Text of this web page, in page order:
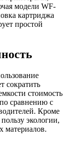
модели WF-
картриджа
простой
сократить
стоимость
сравнению с
Кроме
экологии,
материалов.